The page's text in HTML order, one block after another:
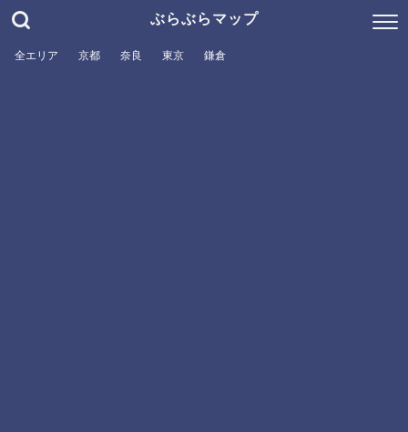
ぶらぶらマップ
全エリア 京都 奈良 東京 鎌倉